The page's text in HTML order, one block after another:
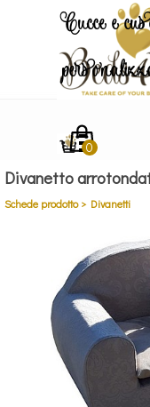
Salta menù
Cucce e
Divanetto
Schede prodotto > Divanetti